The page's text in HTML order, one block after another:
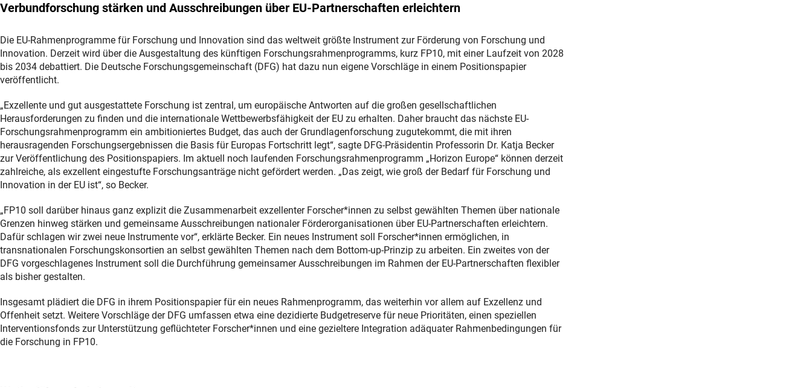
Verbundforschung stärken und Ausschreibungen über EU-Partnerschaften erleichtern
Die EU-Rahmenprogramme für Forschung und Innovation sind das weltweit größte Instrument zur Förderung von Forschung und
Innovation. Derzeit wird über die Ausgestaltung des künftigen Forschungsrahmenprogramms, kurz FP10, mit einer Laufzeit von 2028
bis 2034 debattiert. Die Deutsche Forschungsgemeinschaft (DFG) hat dazu nun eigene Vorschläge in einem Positionspapier
veröffentlicht.
„Exzellente und gut ausgestattete Forschung ist zentral, um europäische Antworten auf die großen gesellschaftlichen
Herausforderungen zu finden und die internationale Wettbewerbsfähigkeit der EU zu erhalten. Daher braucht das nächste EU-
Forschungsrahmenprogramm ein ambitioniertes Budget, das auch der Grundlagenforschung zugutekommt, die mit ihren
herausragenden Forschungsergebnissen die Basis für Europas Fortschritt legt“, sagte DFG-Präsidentin Professorin Dr. Katja Becker
zur Veröffentlichung des Positionspapiers. Im aktuell noch laufenden Forschungsrahmenprogramm „Horizon Europe“ können derzeit
zahlreiche, als exzellent eingestufte Forschungsanträge nicht gefördert werden. „Das zeigt, wie groß der Bedarf für Forschung und
Innovation in der EU ist“, so Becker.
„FP10 soll darüber hinaus ganz explizit die Zusammenarbeit exzellenter Forscher*innen zu selbst gewählten Themen über nationale
Grenzen hinweg stärken und gemeinsame Ausschreibungen nationaler Förderorganisationen über EU-Partnerschaften erleichtern.
Dafür schlagen wir zwei neue Instrumente vor“, erklärte Becker. Ein neues Instrument soll Forscher*innen ermöglichen, in
transnationalen Forschungskonsortien an selbst gewählten Themen nach dem Bottom-up-Prinzip zu arbeiten. Ein zweites von der
DFG vorgeschlagenes Instrument soll die Durchführung gemeinsamer Ausschreibungen im Rahmen der EU-Partnerschaften flexibler
als bisher gestalten.
Insgesamt plädiert die DFG in ihrem Positionspapier für ein neues Rahmenprogramm, das weiterhin vor allem auf Exzellenz und
Offenheit setzt. Weitere Vorschläge der DFG umfassen etwa eine dezidierte Budgetreserve für neue Prioritäten, einen speziellen
Interventionsfonds zur Unterstützung geflüchteter Forscher*innen und eine gezieltere Integration adäquater Rahmenbedingungen für
die Forschung in FP10.